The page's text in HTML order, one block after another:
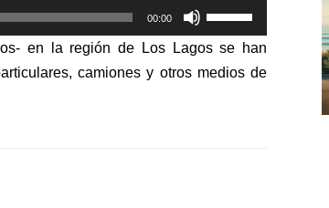
00:00
Utiliza
las
teclas
de
en la región de Los Lagos se han
camiones y otros medios de